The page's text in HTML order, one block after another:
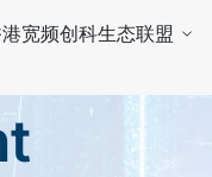
宽频创科生态联盟